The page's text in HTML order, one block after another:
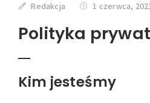
Redakcja 1 czerwca,
Polityka
Kim jesteśmy